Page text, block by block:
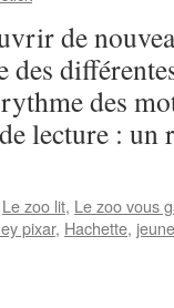
de
des
des
lecture :
Le zoo lit, Le zoo vous
pixar, Hachette,